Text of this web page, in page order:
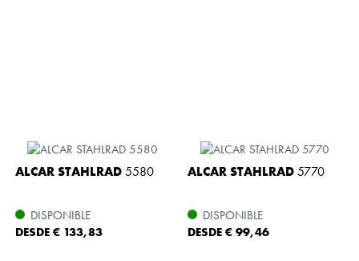
ALCAR STAHLRAD5580
DISPONIBLE
DESDE € 133,83
ALCAR STAHLRAD5770
DISPONIBLE
DESDE € 99,46